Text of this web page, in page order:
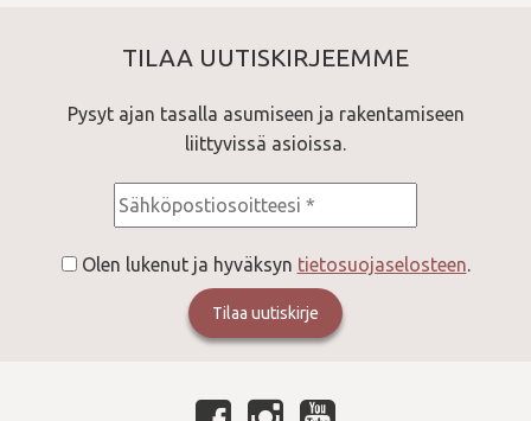
TILAA UUTISKIRJEEMME
Pysyt ajan tasalla asumiseen ja rakentamiseen
liittyvissä asioissa.
Consent *
Olen lukenut ja hyväksyn tietosuojaselosteen.